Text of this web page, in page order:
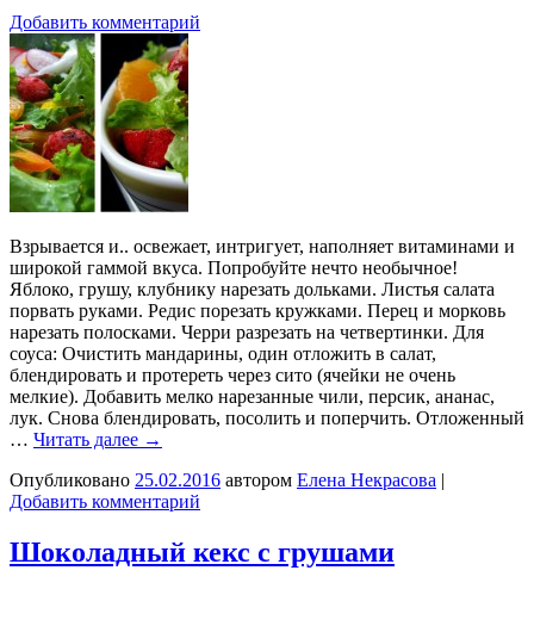
Добавить комментарий
Взрывается и.. освежает, интригует, наполняет витаминами и
широкой гаммой вкуса. Попробуйте нечто необычное!
Яблоко, грушу, клубнику нарезать дольками. Листья салата
порвать руками. Редис порезать кружками. Перец и морковь
нарезать полосками. Черри разрезать на четвертинки. Для
соуса: Очистить мандарины, один отложить в салат,
блендировать и протереть через сито (ячейки не очень
мелкие). Добавить мелко нарезанные чили, персик, ананас,
лук. Снова блендировать, посолить и поперчить. Отложенный
… Читать далее →
Опубликовано 25.02.2016 автором Елена Некрасова |
Добавить комментарий
Шоколадный кекс с грушами